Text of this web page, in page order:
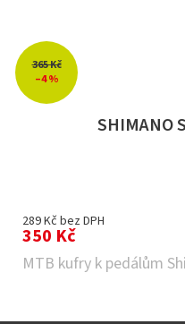
365 Kč
–4 %
SHIMANO
289 Kč bez DPH
350 Kč
MTB kufry k pedálům